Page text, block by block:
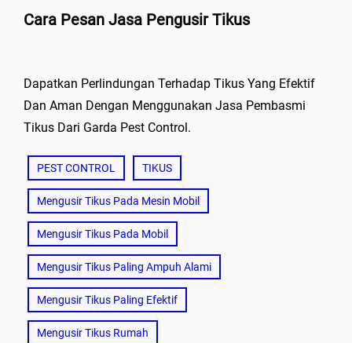
Cara Pesan Jasa Pengusir Tikus
Dapatkan Perlindungan Terhadap Tikus Yang Efektif
Dan Aman Dengan Menggunakan Jasa Pembasmi
Tikus Dari Garda Pest Control.
PEST CONTROL TIKUS
Mengusir Tikus Pada Mesin Mobil
Mengusir Tikus Pada Mobil
Mengusir Tikus Paling Ampuh Alami
Mengusir Tikus Paling Efektif
Mengusir Tikus Rumah